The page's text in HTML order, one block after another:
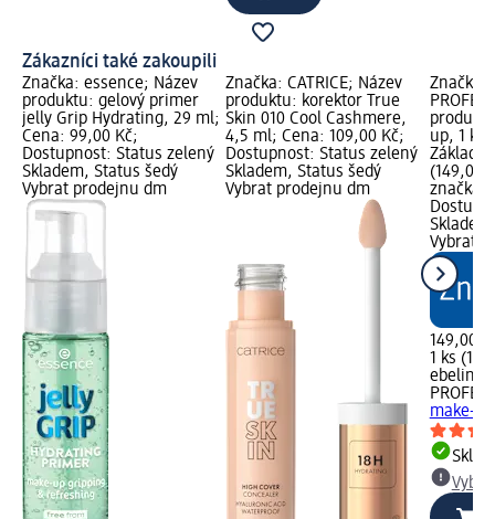
Zákazníci také zakoupili
Značka: essence; Název
produktu: gelový primer
jelly Grip Hydrating, 29 ml;
Cena: 99,00 Kč;
Dostupnost: Status zelený
Skladem, Status šedý
Vybrat prodejnu dm
Značka: CATRICE; Název
produktu: korektor True
Skin 010 Cool Cashmere,
4,5 ml; Cena: 109,00 Kč;
Dostupnost: Status zelený
Skladem, Status šedý
Vybrat prodejnu dm
Značka:
up, 1 ks;
Základní
(149,00
značka
Vybrat
149,00
1 ks
ebelin
make-